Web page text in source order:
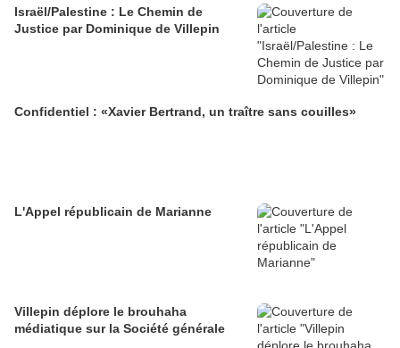
Israël/Palestine : Le Chemin de
Justice par Dominique de Villepin
Confidentiel : «Xavier Bertrand, un traître sans couilles»
L'Appel républicain de Marianne
Villepin déplore le brouhaha
médiatique sur la Société générale